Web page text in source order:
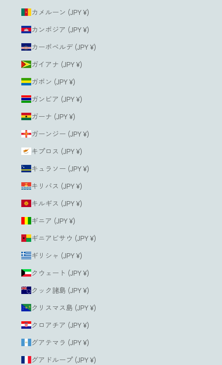
カメルーン (JPY ¥)
カンボジア (JPY ¥)
カーボベルデ (JPY ¥)
ガイアナ (JPY ¥)
ガボン (JPY ¥)
ガンビア (JPY ¥)
ガーナ (JPY ¥)
ガーンジー (JPY ¥)
キプロス (JPY ¥)
キュラソー (JPY ¥)
キリバス (JPY ¥)
キルギス (JPY ¥)
ギニア (JPY ¥)
ギニアビサウ (JPY ¥)
ギリシャ (JPY ¥)
クウェート (JPY ¥)
クック諸島 (JPY ¥)
クリスマス島 (JPY ¥)
クロアチア (JPY ¥)
グアテマラ (JPY ¥)
グアドループ (JPY ¥)